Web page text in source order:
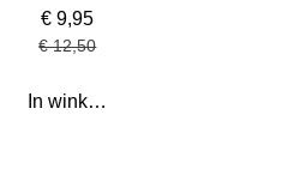
€ 9,95
€ 12,50
In winkelwagen